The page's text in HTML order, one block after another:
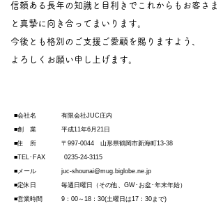
信頼ある長年の知識と目利きでこれからも お客さま
と真摯に向き合ってまいります。
今後とも格別のご支援ご愛顧を賜りますよう、
よろしくお願い申し上げます。
■会社名 有限会社JUC庄内
■創 業 平成11年6月21日
■住 所 〒997-0044 山形県鶴岡市新海町13-38
■TEL･FAX
0235-24-3115
■メール juc-shounai@mug.biglobe.ne.jp
■定休日 毎週日曜日（その他、GW･お盆･年末年始）
■営業時間 9：00～18：30(土曜日は17：30まで)